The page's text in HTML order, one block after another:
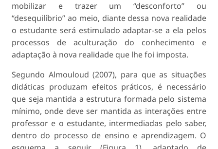
mobilizar e trazer um “desconforto” ou
“desequilíbrio” ao meio, diante dessa nova realidade
o estudante será estimulado adaptar-se a ela pelos
processos de aculturação do conhecimento e
adaptação à nova realidade que lhe foi imposta.
Segundo Almouloud (2007), para que as situações
didáticas produzam efeitos práticos, é necessário
que seja mantida a estrutura formada pelo sistema
mínimo, onde deve ser mantida as interações entre
professor e o estudante, intermediadas pelo saber,
dentro do processo de ensino e aprendizagem. O